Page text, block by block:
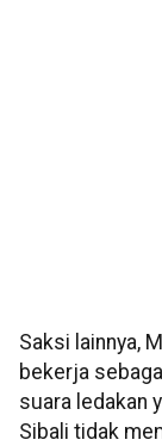
Saksi lainnya,
bekerja
suara ledakan
Sibali tidak